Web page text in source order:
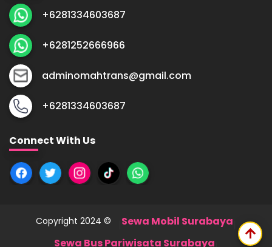
+6281334603687
+6281252666966
adminomahtrans@gmail.com
+6281334603687
Connect With Us
arrow_upward
Copyright 2024 © Sewa Mobil Surabaya
Sewa Bus Pariwisata Surabaya